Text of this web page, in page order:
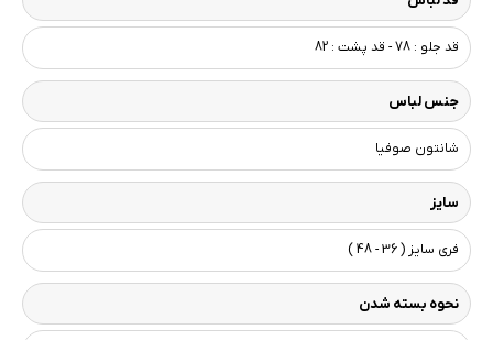
قد جلو : 78 - قد پشت : 82
جنس لباس
شانتون صوفیا
سایز
فری سایز ( 36 - 48 )
نحوه بسته شدن